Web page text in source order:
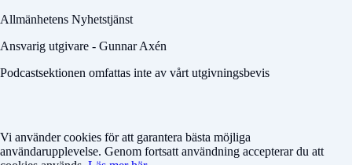
Allmänhetens Nyhetstjänst
Ansvarig utgivare - Gunnar Axén
Podcastsektionen omfattas inte av vårt utgivningsbevis
Vi använder cookies för att garantera bästa möjliga
användarupplevelse. Genom fortsatt användning accepterar du att